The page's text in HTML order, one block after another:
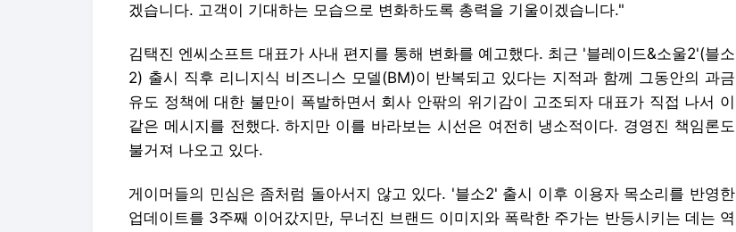
겠습니다. 고객이 기대하는 모습으로 변화하도록 총력을 기울이겠습니다."
김택진 엔씨소프트 대표가 사내 편지를 통해 변화를 예고했다. 최근 '블레이드&소울2'(블소
2) 출시 직후 리니지식 비즈니스 모델(BM)이 반복되고 있다는 지적과 함께 그동안의 과금
유도 정책에 대한 불만이 폭발하면서 회사 안팎의 위기감이 고조되자 대표가 직접 나서 이
같은 메시지를 전했다. 하지만 이를 바라보는 시선은 여전히 냉소적이다. 경영진 책임론도
불거져 나오고 있다.
게이머들의 민심은 좀처럼 돌아서지 않고 있다. '블소2' 출시 이후 이용자 목소리를 반영한
업데이트를 3주째 이어갔지만, 무너진 브랜드 이미지와 폭락한 주가는 반등시키는 데는 역